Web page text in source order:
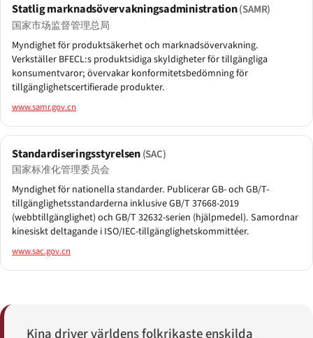
Statlig marknadsövervakningsadministration(SAMR)
国家市场监督管理总局
Myndighet för produktsäkerhet och marknadsövervakning.
Verkställer BFECL:s produktsidiga skyldigheter för tillgängliga
konsumentvaror; övervakar konformitetsbedömning för
tillgänglighetscertifierade produkter.
www.samr.gov.cn
Standardiseringsstyrelsen(SAC)
国家标准化管理委员会
Myndighet för nationella standarder. Publicerar GB- och GB/T-
tillgänglighetsstandarderna inklusive GB/T 37668-2019
(webbtillgänglighet) och GB/T 32632-serien (hjälpmedel). Samordnar
kinesiskt deltagande i ISO/IEC-tillgänglighetskommittéer.
www.sac.gov.cn
Kina driver världens folkrikaste enskilda